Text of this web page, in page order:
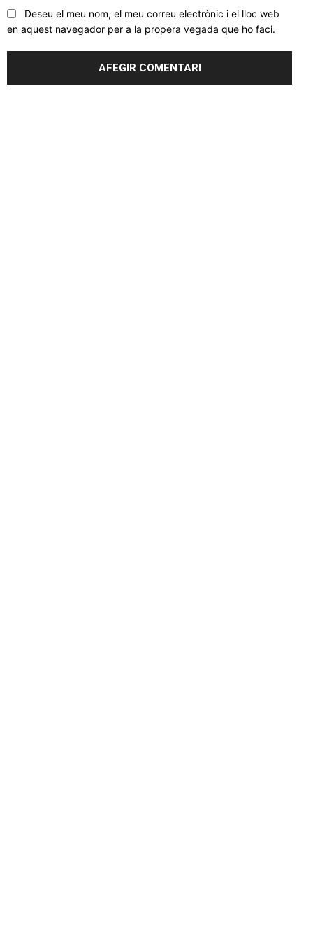
Deseu el meu nom, el meu correu electrònic i el lloc web
en aquest navegador per a la propera vegada que ho faci.